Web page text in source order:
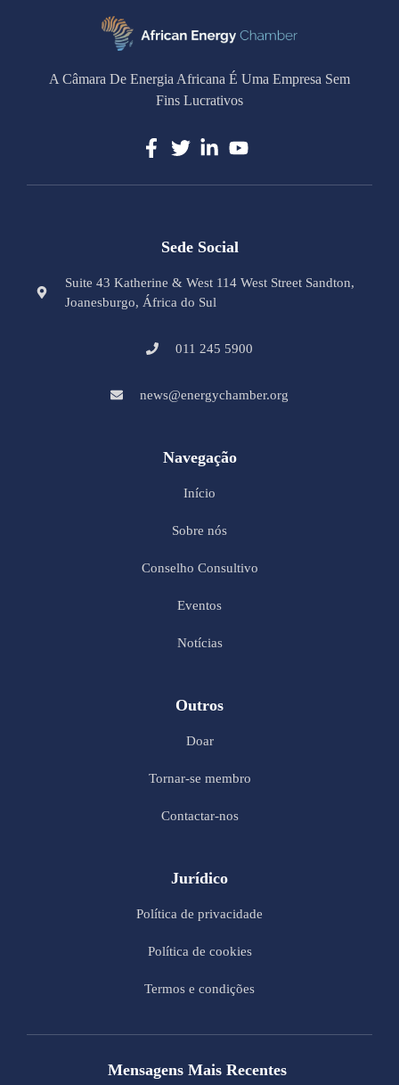
A Câmara De Energia Africana É Uma Empresa Sem
Fins Lucrativos
Sede Social
Suite 43 Katherine & West 114 West Street Sandton,
Joanesburgo, África do Sul
011 245 5900
news@energychamber.org
Navegação
Início
Sobre nós
Conselho Consultivo
Eventos
Notícias
Outros
Doar
Tornar-se membro
Contactar-nos
Jurídico
Política de privacidade
Política de cookies
Termos e condições
Mensagens Mais Recentes